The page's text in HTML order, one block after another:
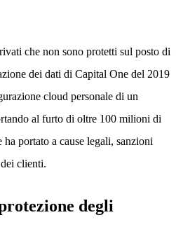
che non sono protetti sul posto di
dei dati di Capital One del 2019
cloud personale di un
al furto di oltre 100 milioni di
portato a cause legali, sanzioni
clienti.
degli